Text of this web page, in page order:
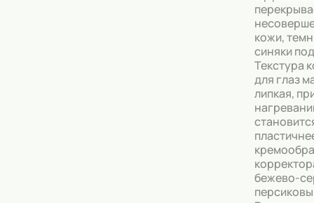
кожи,
синяки
Текстура
для глаз
липкая,
бежево-